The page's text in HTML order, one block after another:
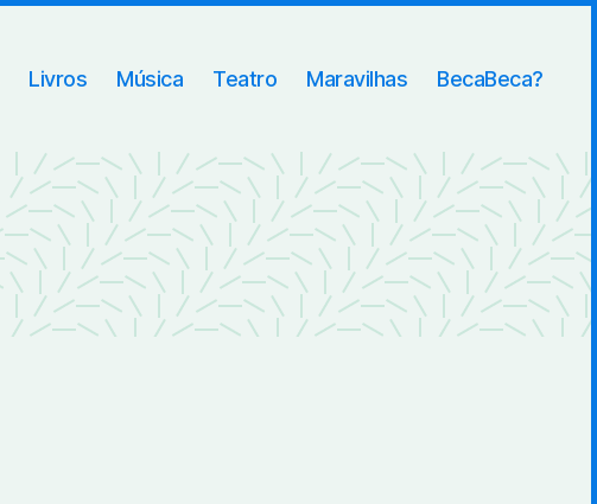
Livros Música Teatro Maravilhas BecaBeca?